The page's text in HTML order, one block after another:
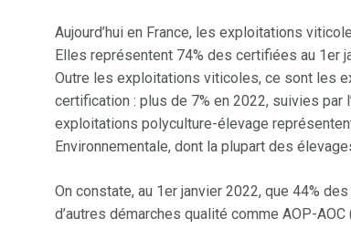
Aujourd’hui en France, les exploitations
Elles représentent 74% des certifiées au 1er
Outre les exploitations viticoles, ce sont les
certification : plus de 7% en 2022, suivies par
exploitations polyculture-élevage
Environnementale, dont la plupart des
On constate, au 1er janvier 2022, que 44%
d’autres démarches qualité comme AOP-